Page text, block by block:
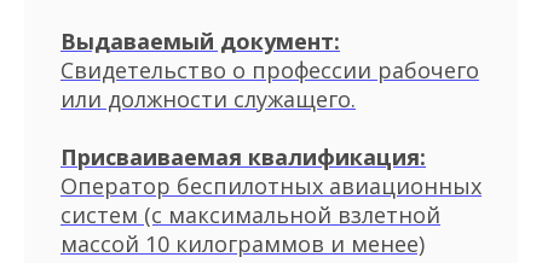
Выдаваемый документ:
Свидетельство о профессии рабочего
или должности служащего.
Присваиваемая квалификация:
Оператор беспилотных авиационных
систем (с максимальной взлетной
массой 10 килограммов и менее)